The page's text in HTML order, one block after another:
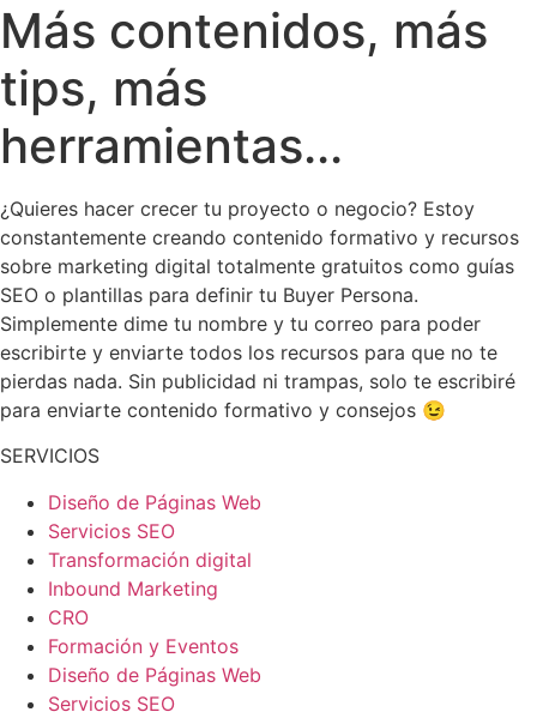
Más contenidos, más
tips, más
herramientas...
¿Quieres hacer crecer tu proyecto o negocio? Estoy
constantemente creando contenido formativo y recursos
sobre marketing digital totalmente gratuitos como guías
SEO o plantillas para definir tu Buyer Persona.
Simplemente dime tu nombre y tu correo para poder
escribirte y enviarte todos los recursos para que no te
pierdas nada. Sin publicidad ni trampas, solo te escribiré
para enviarte contenido formativo y consejos 😉
SERVICIOS
Diseño de Páginas Web
Servicios SEO
Transformación digital
Inbound Marketing
CRO
Formación y Eventos
Diseño de Páginas Web
Servicios SEO